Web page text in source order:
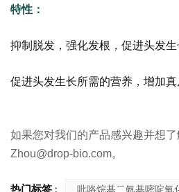
特性：
抑制脱发，强化发根，促进头发生
促进头发生长所需的营养，增加真
如果您对我们的产品感兴趣并想
Zhou@drop-bio.com。